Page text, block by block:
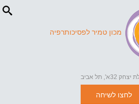
מכון טמיר לפסיכותרפיה
32א', תל אביב
לחצו לשיחה